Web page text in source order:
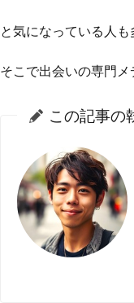
と気になっている人も
そこで出会いの専門
この記事の